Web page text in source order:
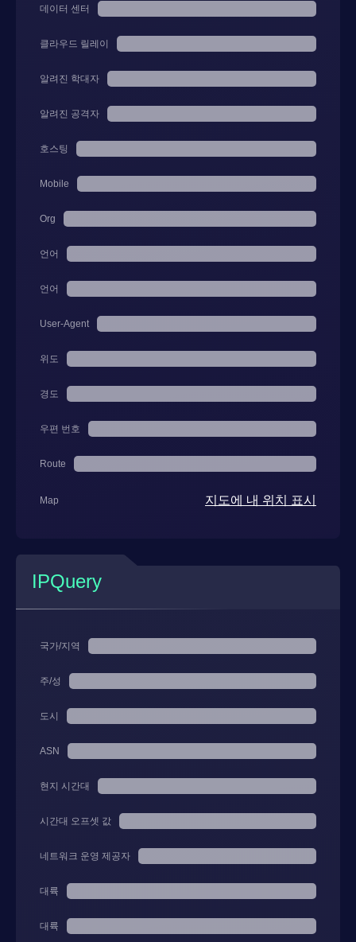
데이터 센터
클라우드 릴레이
알려진 학대자
알려진 공격자
호스팅
Mobile
Org
언어
언어
User-Agent
위도
경도
우편 번호
Route
Map 지도에 내 위치 표시
IPQuery
국가/지역
주/성
도시
ASN
현지 시간대
시간대 오프셋 값
네트워크 운영 제공자
대륙
대륙